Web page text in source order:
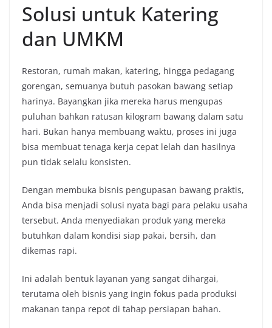
Solusi untuk Katering
dan UMKM
Restoran, rumah makan, katering, hingga pedagang
gorengan, semuanya butuh pasokan bawang setiap
harinya. Bayangkan jika mereka harus mengupas
puluhan bahkan ratusan kilogram bawang dalam satu
hari. Bukan hanya membuang waktu, proses ini juga
bisa membuat tenaga kerja cepat lelah dan hasilnya
pun tidak selalu konsisten.
Dengan membuka bisnis pengupasan bawang praktis,
Anda bisa menjadi solusi nyata bagi para pelaku usaha
tersebut. Anda menyediakan produk yang mereka
butuhkan dalam kondisi siap pakai, bersih, dan
dikemas rapi.
Ini adalah bentuk layanan yang sangat dihargai,
terutama oleh bisnis yang ingin fokus pada produksi
makanan tanpa repot di tahap persiapan bahan.